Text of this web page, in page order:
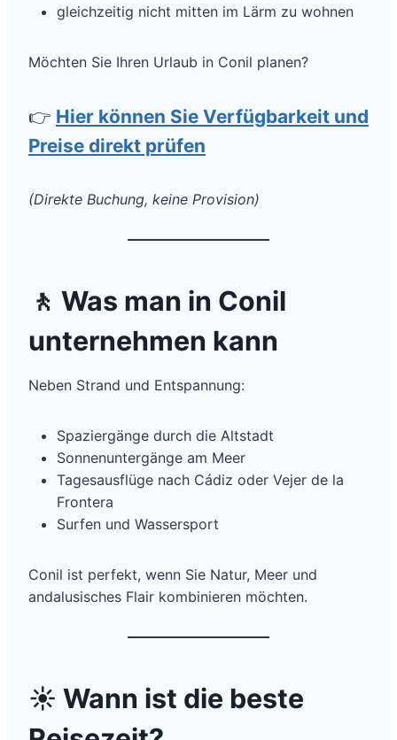
gleichzeitig nicht mitten im Lärm zu wohnen
Möchten Sie Ihren Urlaub in Conil planen?
👉 Hier können Sie Verfügbarkeit und
Preise direkt prüfen
(Direkte Buchung, keine Provision)
🚶 Was man in Conil
unternehmen kann
Neben Strand und Entspannung:
Spaziergänge durch die Altstadt
Sonnenuntergänge am Meer
Tagesausflüge nach Cádiz oder Vejer de la
Frontera
Surfen und Wassersport
Conil ist perfekt, wenn Sie Natur, Meer und
andalusisches Flair kombinieren möchten.
☀️ Wann ist die beste